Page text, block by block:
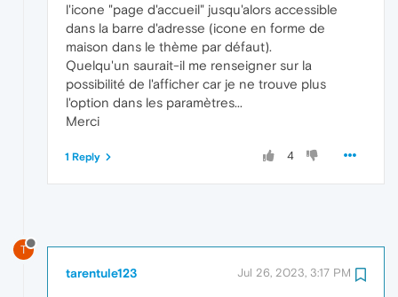
l'icone "page d'accueil" jusqu'alors accessible
dans la barre d'adresse (icone en forme de
maison dans le thème par défaut).
Quelqu'un saurait-il me renseigner sur la
possibilité de l'afficher car je ne trouve plus
l'option dans les paramètres...
Merci
4
1 Reply
T
tarentule123 Jul 26, 2023, 3:17 PM